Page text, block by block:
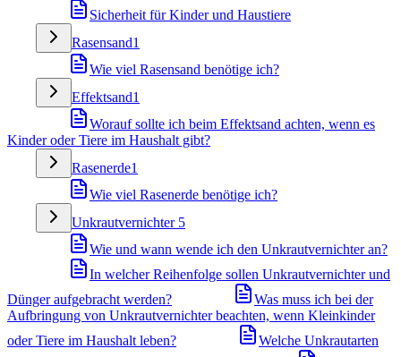
Sicherheit für Kinder und Haustiere
Rasensand1
Wie viel Rasensand benötige ich?
Effektsand1
Worauf sollte ich beim Effektsand achten, wenn es
Kinder oder Tiere im Haushalt gibt?
Rasenerde1
Wie viel Rasenerde benötige ich?
Unkrautvernichter 5
Wie und wann wende ich den Unkrautvernichter an?
In welcher Reihenfolge sollen Unkrautvernichter und
Dünger aufgebracht werden?
Was muss ich bei der
Aufbringung von Unkrautvernichter beachten, wenn Kleinkinder
oder Tiere im Haushalt leben?
Welche Unkrautarten